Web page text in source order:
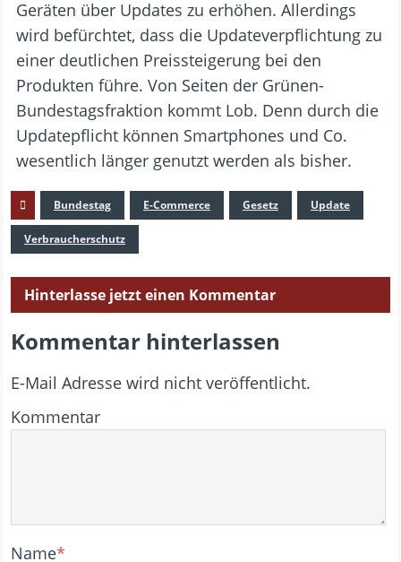
Geräten über Updates zu erhöhen. Allerdings
wird befürchtet, dass die Updateverpflichtung zu
einer deutlichen Preissteigerung bei den
Produkten führe. Von Seiten der Grünen-
Bundestagsfraktion kommt Lob. Denn durch die
Updatepflicht können Smartphones und Co.
wesentlich länger genutzt werden als bisher.
Bundestag E-Commerce Gesetz Update
Verbraucherschutz
Hinterlasse jetzt einen Kommentar
Kommentar hinterlassen
E-Mail Adresse wird nicht veröffentlicht.
Kommentar
Name*